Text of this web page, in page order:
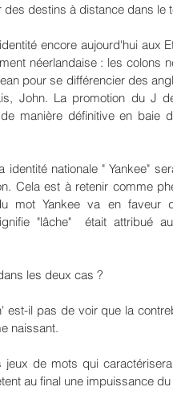
destins à distance dans le
encore aujourd'hui aux
néerlandaise : les colons
pour se différencier des
John. La promotion du J
manière définitive en baie
identité nationale " Yankee"
Cela est à retenir comme
mot Yankee va en
"lâche"  était attribué
les deux cas ?
est-il pas de voir que la
naissant.
jeux de mots qui
au final une impuissance